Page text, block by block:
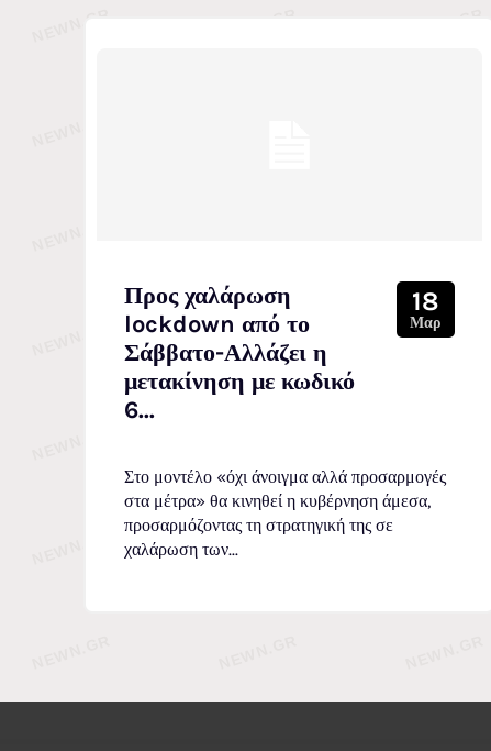
Προς χαλάρωση
lockdown από το
Σάββατο-Αλλάζει η
μετακίνηση με κωδικό
6...
18
Μαρ
Στο μοντέλο «όχι άνοιγμα αλλά προσαρμογές
στα μέτρα» θα κινηθεί η κυβέρνηση άμεσα,
προσαρμόζοντας τη στρατηγική της σε
χαλάρωση των...